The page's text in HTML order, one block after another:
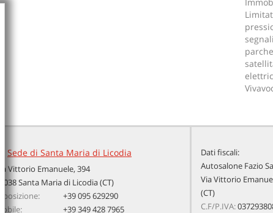
Sede di Santa Maria di Licodia
Via Vittorio Emanuele, 394
95038 Santa Maria di Licodia (CT)
Esposizione:
+39 095 629290
Mobile:
+39 349 428 7965
Dati fiscali:
Autosalone Fazio
Via Vittorio
(CT)
C.F/P.IVA: